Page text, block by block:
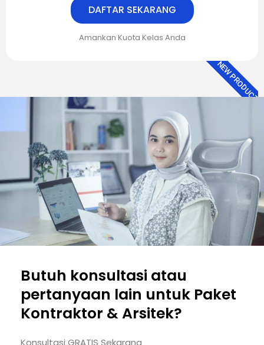
DAFTAR SEKARANG
Amankan Kuota Kelas Anda
NEW PRODUCT
Butuh konsultasi atau
pertanyaan lain untuk Paket
Kontraktor & Arsitek?